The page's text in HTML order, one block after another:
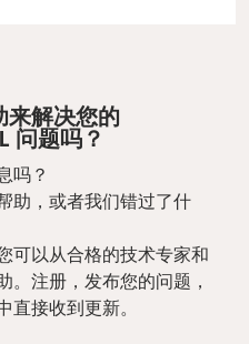
来解决您的
问题吗？
吗？
助，或者我们错过了什
可以从合格的技术专家和
。注册，发布您的问题，
直接收到更新。